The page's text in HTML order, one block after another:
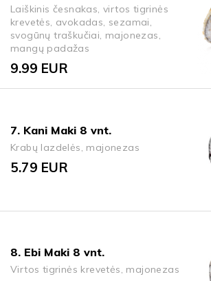
Laiškinis česnakas, virtos tigrinės
krevetės, avokadas, sezamai,
svogūnų traškučiai, majonezas,
mangų padažas
9.99 EUR
7. Kani Maki 8 vnt.
Krabų lazdelės, majonezas
5.79 EUR
8. Ebi Maki 8 vnt.
Virtos tigrinės krevetės, majonezas